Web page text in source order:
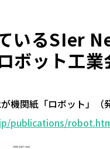
いるSIer
ボット工
機関紙「ロボット」
publications/